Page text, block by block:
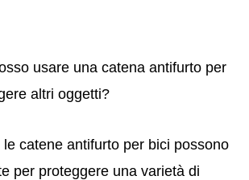
usare una catena antifurto per
altri oggetti?
catene antifurto per bici possono
per proteggere una varietà di